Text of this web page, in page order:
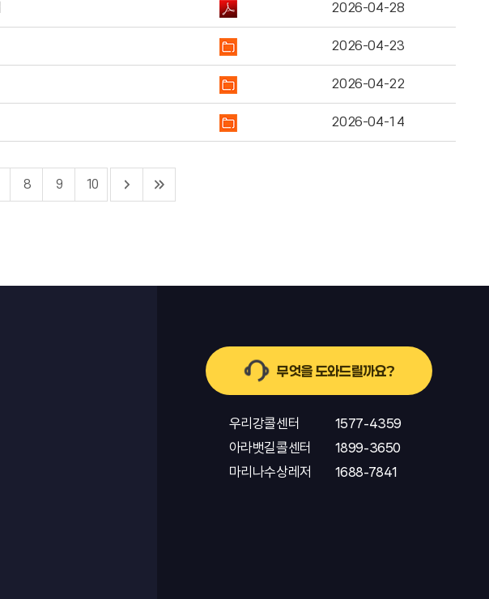
2026-04-28
2026-04-23
2026-04-22
2026-04-14
8 9 10
무엇을 도와드릴까요?
우리강콜센터
1577-4359
아라뱃길콜센터
1899-3650
마리나수상레저
1688-7841